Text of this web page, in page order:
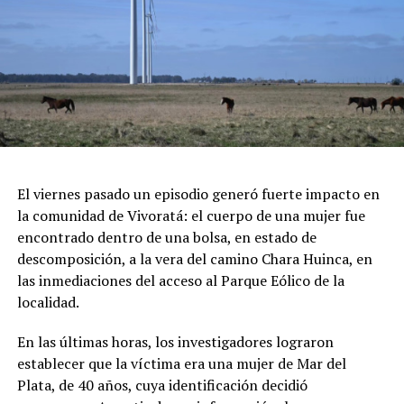
Feria de Artesanos y Emprendedores: Un paseo cultural
pinar.
Espectáculos y Área Kids: Shows de artistas locales e
invitados en el escenario principal, junto a una zona
dedicada exclusivamente al entretenimiento infantil con
arboledas y dejarse tentar por una taza de chocolate
caliente mientras se disfruta de buena música es el plan
perfecto para escaparse de la rutina este fin de semana
largo.
INFORMACIÓN GENERAL DEL EVENTO
Evento: 30° Fiesta Nacional del Chocolate Artesanal
(ChocoGesell)
Fecha: Fin de semana largo del 17 de Agosto de 2026
El viernes pasado un episodio generó fuerte impacto en
la comunidad de Vivoratá: el cuerpo de una mujer fue
encontrado dentro de una bolsa, en estado de
descomposición, a la vera del camino Chara Huinca, en
las inmediaciones del acceso al Parque Eólico de la
localidad.
En las últimas horas, los investigadores lograron
establecer que la víctima era una mujer de Mar del
Plata, de 40 años, cuya identificación decidió